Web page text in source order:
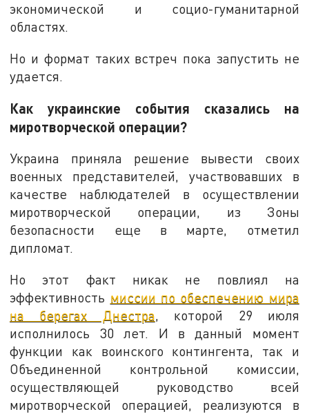
экономической и социо-гуманитарной
областях.
Но и формат таких встреч пока запустить не
удается.
Как украинские события сказались на
миротворческой операции?
Украина приняла решение вывести своих
военных представителей, участвовавших в
качестве наблюдателей в осуществлении
миротворческой операции, из Зоны
безопасности еще в марте, отметил
дипломат.
Но этот факт никак не повлиял на
эффективность миссии по обеспечению мира
на берегах Днестра, которой 29 июля
исполнилось 30 лет. И в данный момент
функции как воинского контингента, так и
Объединенной контрольной комиссии,
осуществляющей руководство всей
миротворческой операцией, реализуются в